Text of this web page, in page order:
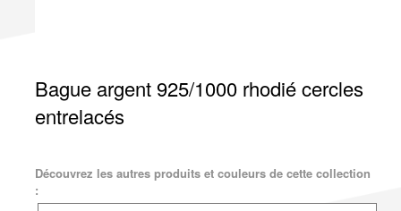
Bague argent 925/1000 rhodié cercles
entrelacés
Découvrez les autres produits et couleurs de cette collection
: